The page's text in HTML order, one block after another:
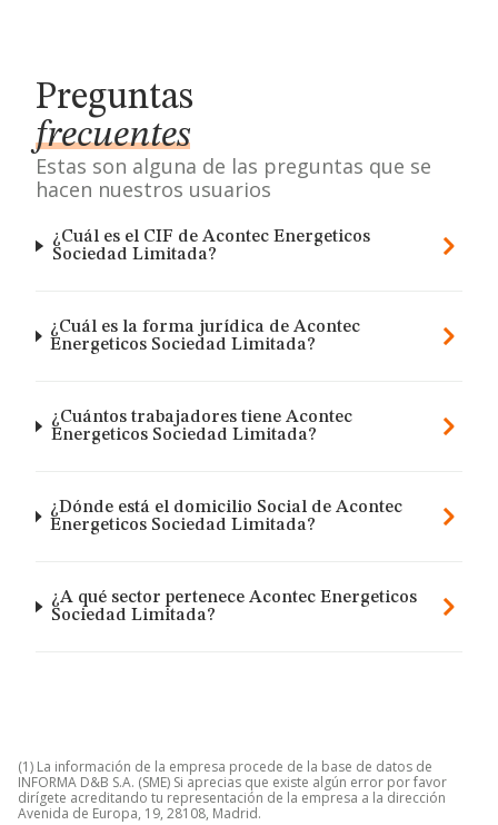
Preguntas
frecuentes
Estas son alguna de las preguntas que se
hacen nuestros usuarios
¿Cuál es el CIF de Acontec Energeticos
Sociedad Limitada?
¿Cuál es la forma jurídica de Acontec
Energeticos Sociedad Limitada?
¿Cuántos trabajadores tiene Acontec
Energeticos Sociedad Limitada?
¿Dónde está el domicilio Social de Acontec
Energeticos Sociedad Limitada?
¿A qué sector pertenece Acontec Energeticos
Sociedad Limitada?
(1) La información de la empresa procede de la base de datos de
INFORMA D&B S.A. (SME) Si aprecias que existe algún error por favor
dirígete acreditando tu representación de la empresa a la dirección
Avenida de Europa, 19, 28108, Madrid.